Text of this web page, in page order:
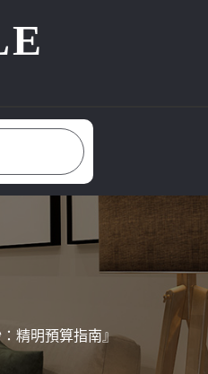
精明預算指南』